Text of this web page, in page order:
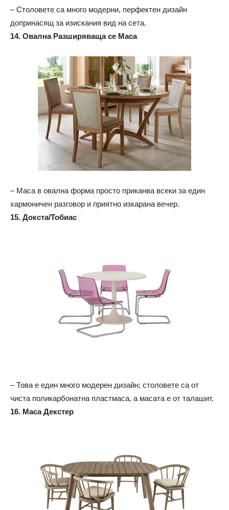
– Столовете са много модерни, перфектен дизайн
допринасящ за изискания вид на сета.
14. Овална Разширяваща се Маса
– Маса в овална форма просто приканва всеки за един
хармоничен разговор и приятно изкарана вечер.
15. Докста/Тобиас
– Това е един много модерен дизайн; столовете са от
чиста поликарбонатна пластмаса, а масата е от талашит.
16. Маса Декстер